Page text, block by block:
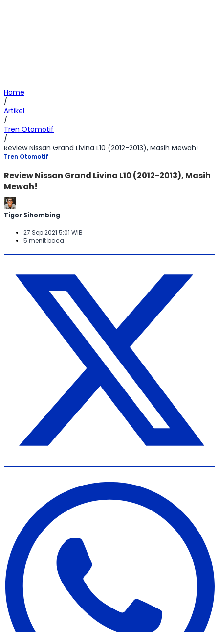
Home
/
Artikel
/
Tren Otomotif
/
Review Nissan Grand Livina L10 (2012-2013), Masih Mewah!
Tren Otomotif
Review Nissan Grand Livina L10 (2012-2013), Masih
Mewah!
Tigor Sihombing
27 Sep 2021 5:01 WIB
5 menit baca